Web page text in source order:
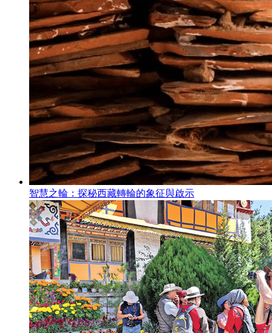
智慧之輪：探秘西藏轉輪的象征與啟示